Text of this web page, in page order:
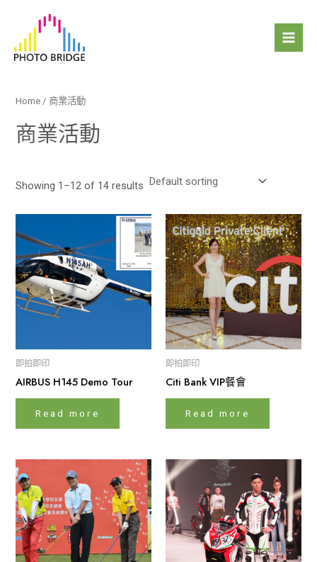
Home / 商業活動
商業活動
Showing 1–12 of 14 results
即拍即印
AIRBUS H145 Demo Tour
Read more
即拍即印
Citi Bank VIP餐會
Read more